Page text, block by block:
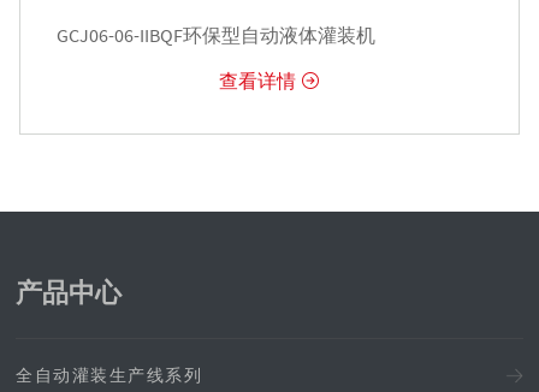
GCJ06-06-IIBQF环保型自动液体灌装机
查看详情 
产品中心
全自动灌装生产线系列